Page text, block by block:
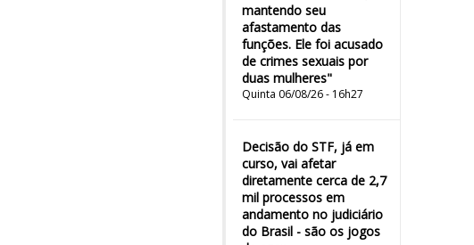
mantendo seu
afastamento das
funções. Ele foi acusado
de crimes sexuais por
duas mulheres"
Quinta 06/08/26 - 16h27
Decisão do STF, já em
curso, vai afetar
diretamente cerca de 2,7
mil processos em
andamento no judiciário
do Brasil - são os jogos